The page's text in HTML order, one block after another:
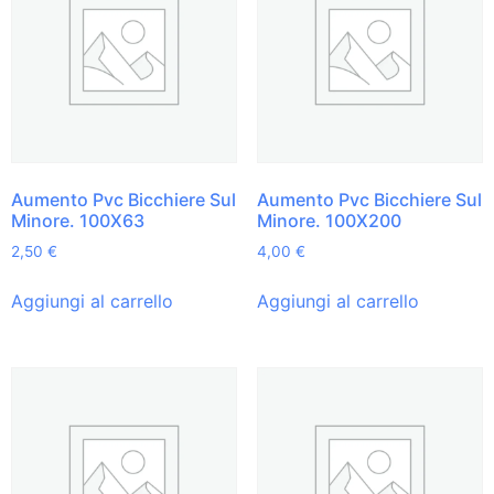
Aumento Pvc Bicchiere Sul
Minore. 100X63
2,50 €
Aggiungi al carrello
Aumento Pvc Bicchiere Sul
Minore. 100X200
4,00 €
Aggiungi al carrello